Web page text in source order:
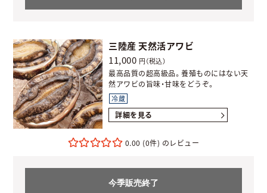
三陸産 天然活アワビ
11,000 円（税込）
最高品質の超高級品。養殖ものにはない天
然アワビの旨味・甘味をどうぞ。
冷蔵
詳細を見る
0.00 (0件)
今季販売終了